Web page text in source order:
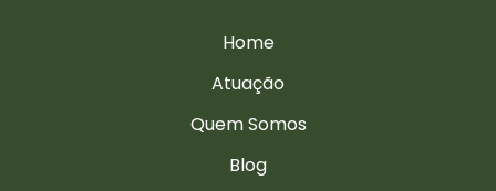
Home
Atuação
Quem Somos
Blog